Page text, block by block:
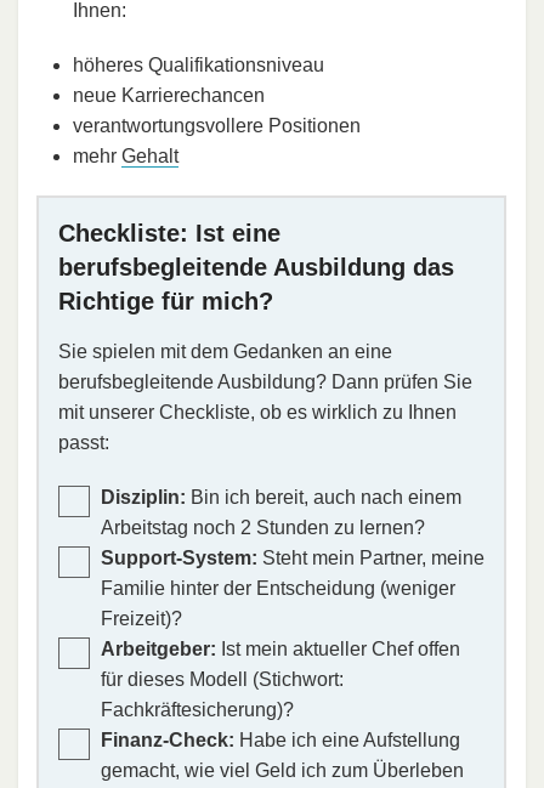
Ihnen:
höheres Qualifikationsniveau
neue Karrierechancen
verantwortungsvollere Positionen
mehr Gehalt
Checkliste: Ist eine
berufsbegleitende Ausbildung das
Richtige für mich?
Sie spielen mit dem Gedanken an eine
berufsbegleitende Ausbildung? Dann prüfen Sie
mit unserer Checkliste, ob es wirklich zu Ihnen
passt:
Disziplin: Bin ich bereit, auch nach einem
Arbeitstag noch 2 Stunden zu lernen?
Support-System: Steht mein Partner, meine
Familie hinter der Entscheidung (weniger
Freizeit)?
Arbeitgeber: Ist mein aktueller Chef offen
für dieses Modell (Stichwort:
Fachkräftesicherung)?
Finanz-Check: Habe ich eine Aufstellung
gemacht, wie viel Geld ich zum Überleben